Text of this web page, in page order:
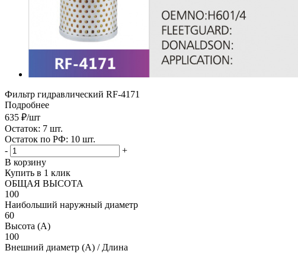
Фильтр гидравлический RF-4171
Подробнее
635 ₽/шт
Остаток: 7 шт.
Остаток по РФ: 10 шт.
-
+
В корзину
Купить в 1 клик
ОБЩАЯ ВЫСОТА
100
Наибольший наружный диаметр
60
Высота (А)
100
Внешний диаметр (А) / Длина